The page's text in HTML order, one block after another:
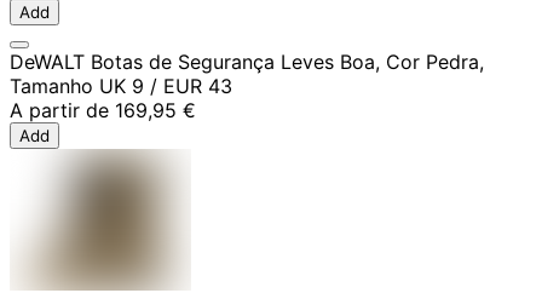
Add
DeWALT Botas de Segurança Leves Boa, Cor Pedra,
Tamanho UK 9 / EUR 43
A partir de 169,95 €
Add